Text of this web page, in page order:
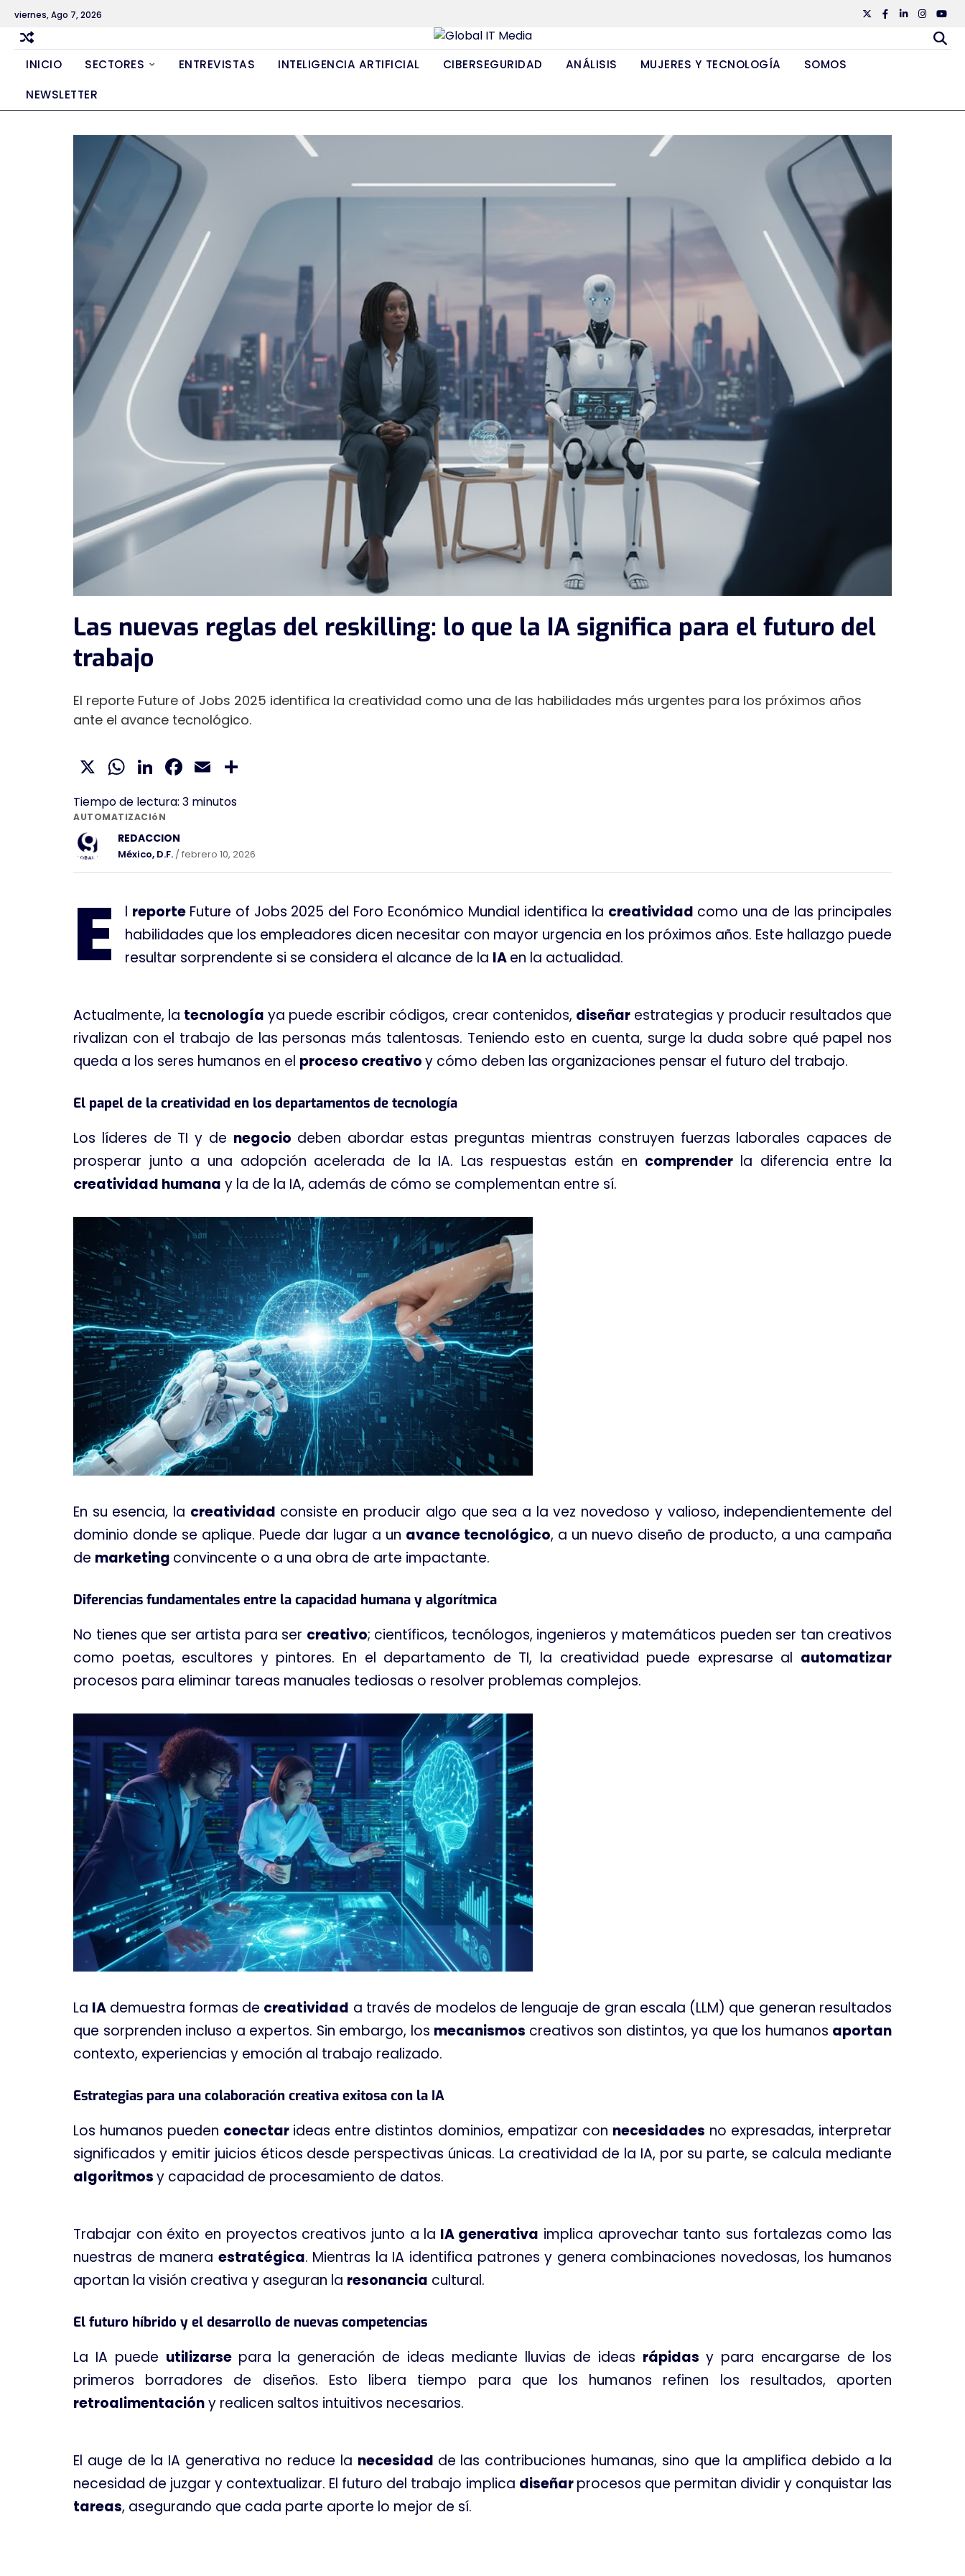
Skip
content
viernes, Ago 7, 2026 TwiiterFacebook
Linkedin
INICIO SECTORES ENTREVISTAS INTELIGENCIA ARTIFICIAL CIBERSEGURIDAD ANÁLISIS MUJERES Y TECNOLOGÍA
SOMOS
NEWSLETTER
Las nuevas reglas del reskilling: lo que la IA significa para el futuro del
trabajo
X WhatsApp
LinkedIn
Facebook
Email
Tiempo de lectura: 3 minutos
AUTOMATIZACIóN
El reporte Future of Jobs 2025 identifica la creatividad como una de las habilidades más urgentes para los próximos años
ante el avance tecnológico.
REDACCION
México, D.F. / febrero 10, 2026
E l reporte Future of Jobs 2025 del Foro Económico Mundial identifica la creatividad como una de las principales
habilidades que los empleadores dicen necesitar con mayor urgencia en los próximos años. Este hallazgo puede
resultar sorprendente si se considera el alcance de la IAen la actualidad.
Actualmente, la tecnología ya puede escribir códigos, crear contenidos, diseñarestrategias y producir resultados que
rivalizan con el trabajo de las personas más talentosas. Teniendo esto en cuenta, surge la duda sobre qué papel nos
queda a los seres humanos en el proceso creativoy cómo deben las organizaciones pensar el futuro del trabajo.
El papel de la creatividad en los departamentos de tecnología
Los líderes de TI y de negocio deben abordar estas preguntas mientras construyen fuerzas laborales capaces de
prosperar junto a una adopción acelerada de la IA. Las respuestas están en comprender la diferencia entre la
creatividad humana y la de la IA, además de cómo se complementan entre sí.
En su esencia, la creatividad consiste en producir algo que sea a la vez novedoso y valioso, independientemente del
dominio donde se aplique. Puede dar lugar a un avance tecnológico, a un nuevo diseño de producto, a una campaña
de marketing convincente o a una obra de arte impactante.
Diferencias fundamentales entre la capacidad humana y algorítmica
No tienes que ser artista para ser creativo; científicos, tecnólogos, ingenieros y matemáticos pueden ser tan creativos
como poetas, escultores y pintores. En el departamento de TI, la creatividad puede expresarse al automatizar
procesos para eliminar tareas manuales tediosas o resolver problemas complejos.
La IA demuestra formas de creatividad a través de modelos de lenguaje de gran escala (LLM) que generan resultados
que sorprenden incluso a expertos. Sin embargo, los mecanismos creativos son distintos, ya que los humanos aportan
contexto, experiencias y emoción al trabajo realizado.
Estrategias para una colaboración creativa exitosa con la IA
Los humanos pueden conectar ideas entre distintos dominios, empatizar con necesidades no expresadas, interpretar
significados y emitir juicios éticos desde perspectivas únicas. La creatividad de la IA, por su parte, se calcula mediante
algoritmosy capacidad de procesamiento de datos.
Trabajar con éxito en proyectos creativos junto a la IA generativa implica aprovechar tanto sus fortalezas como las
nuestras de manera estratégica. Mientras la IA identifica patrones y genera combinaciones novedosas, los humanos
aportan la visión creativa y aseguran la resonancia cultural.
El futuro híbrido y el desarrollo de nuevas competencias
La IA puede utilizarse para la generación de ideas mediante lluvias de ideas rápidas y para encargarse de los
primeros borradores de diseños. Esto libera tiempo para que los humanos refinen los resultados, aporten
retroalimentacióny realicen saltos intuitivos necesarios.
El auge de la IA generativa no reduce la necesidad de las contribuciones humanas, sino que la amplifica debido a la
necesidad de juzgar y contextualizar. El futuro del trabajo implica diseñarprocesos que permitan dividir y conquistar las
tareas, asegurando que cada parte aporte lo mejor de sí.